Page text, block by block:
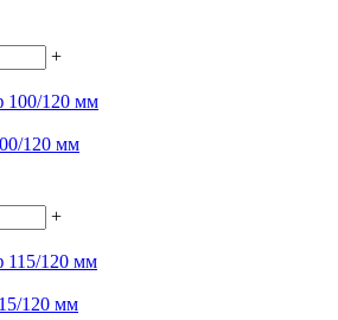
+
120 мм
+
120 мм